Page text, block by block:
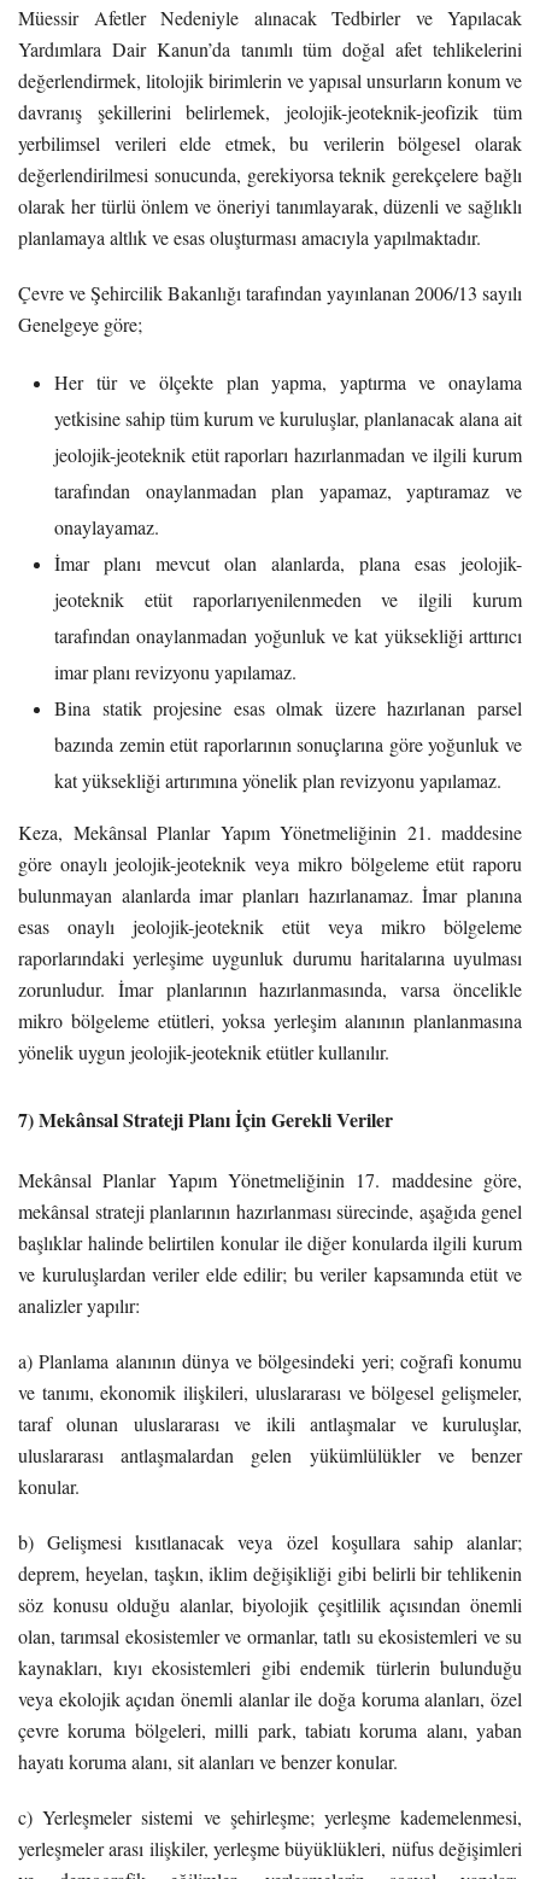
Müessir Afetler Nedeniyle alınacak Tedbirler ve Yapılacak
Yardımlara Dair Kanun’da tanımlı tüm doğal afet tehlikelerini
değerlendirmek, litolojik birimlerin ve yapısal unsurların konum ve
davranış şekillerini belirlemek, jeolojik-jeoteknik-jeofizik tüm
yerbilimsel verileri elde etmek, bu verilerin bölgesel olarak
değerlendirilmesi sonucunda, gerekiyorsa teknik gerekçelere bağlı
olarak her türlü önlem ve öneriyi tanımlayarak, düzenli ve sağlıklı
planlamaya altlık ve esas oluşturması amacıyla yapılmaktadır.
Çevre ve Şehircilik Bakanlığı tarafından yayınlanan 2006/13 sayılı
Genelgeye göre;
Her tür ve ölçekte plan yapma, yaptırma ve onaylama
yetkisine sahip tüm kurum ve kuruluşlar, planlanacak alana ait
jeolojik-jeoteknik etüt raporları hazırlanmadan ve ilgili kurum
tarafından onaylanmadan plan yapamaz, yaptıramaz ve
onaylayamaz.
İmar planı mevcut olan alanlarda, plana esas jeolojik-
jeoteknik etüt raporlarıyenilenmeden ve ilgili kurum
tarafından onaylanmadan yoğunluk ve kat yüksekliği arttırıcı
imar planı revizyonu yapılamaz.
Bina statik projesine esas olmak üzere hazırlanan parsel
bazında zemin etüt raporlarının sonuçlarına göre yoğunluk ve
kat yüksekliği artırımına yönelik plan revizyonu yapılamaz.
Keza, Mekânsal Planlar Yapım Yönetmeliğinin 21. maddesine
göre onaylı jeolojik-jeoteknik veya mikro bölgeleme etüt raporu
bulunmayan alanlarda imar planları hazırlanamaz. İmar planına
esas onaylı jeolojik-jeoteknik etüt veya mikro bölgeleme
raporlarındaki yerleşime uygunluk durumu haritalarına uyulması
zorunludur. İmar planlarının hazırlanmasında, varsa öncelikle
mikro bölgeleme etütleri, yoksa yerleşim alanının planlanmasına
yönelik uygun jeolojik-jeoteknik etütler kullanılır.
7) Mekânsal Strateji Planı İçin Gerekli Veriler
Mekânsal Planlar Yapım Yönetmeliğinin 17. maddesine göre,
mekânsal strateji planlarının hazırlanması sürecinde, aşağıda genel
başlıklar halinde belirtilen konular ile diğer konularda ilgili kurum
ve kuruluşlardan veriler elde edilir; bu veriler kapsamında etüt ve
analizler yapılır:
a) Planlama alanının dünya ve bölgesindeki yeri; coğrafi konumu
ve tanımı, ekonomik ilişkileri, uluslararası ve bölgesel gelişmeler,
taraf olunan uluslararası ve ikili antlaşmalar ve kuruluşlar,
uluslararası antlaşmalardan gelen yükümlülükler ve benzer
konular.
b) Gelişmesi kısıtlanacak veya özel koşullara sahip alanlar;
deprem, heyelan, taşkın, iklim değişikliği gibi belirli bir tehlikenin
söz konusu olduğu alanlar, biyolojik çeşitlilik açısından önemli
olan, tarımsal ekosistemler ve ormanlar, tatlı su ekosistemleri ve su
kaynakları, kıyı ekosistemleri gibi endemik türlerin bulunduğu
veya ekolojik açıdan önemli alanlar ile doğa koruma alanları, özel
çevre koruma bölgeleri, milli park, tabiatı koruma alanı, yaban
hayatı koruma alanı, sit alanları ve benzer konular.
c) Yerleşmeler sistemi ve şehirleşme; yerleşme kademelenmesi,
yerleşmeler arası ilişkiler, yerleşme büyüklükleri, nüfus değişimleri